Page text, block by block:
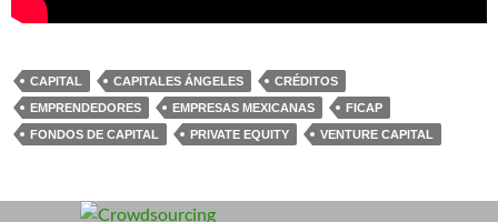
CAPITAL CAPITALES ÁNGELES
CRÉDITOS
EMPRENDEDORES
EMPRESAS MEXICANAS
FICAP
FONDOS DE CAPITAL
PRIVATE EQUITY VENTURE CAPITAL